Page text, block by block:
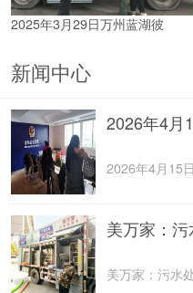
2025年3月29日万州蓝湖彼
新闻中心
2026年4月
美万家：